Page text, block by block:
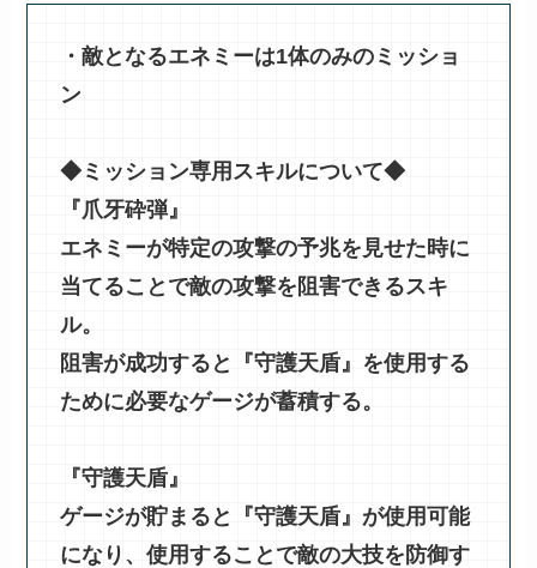
・敵となるエネミーは1体のみのミッショ
ン
◆ミッション専用スキルについて◆
『爪牙砕弾』
エネミーが特定の攻撃の予兆を見せた時に
当てることで敵の攻撃を阻害できるスキ
ル。
阻害が成功すると『守護天盾』を使用する
ために必要なゲージが蓄積する。
『守護天盾』
ゲージが貯まると『守護天盾』が使用可能
になり、使用することで敵の大技を防御す